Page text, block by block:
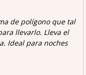
de polígono que tal
llevarlo. Lleva el
Ideal para noches